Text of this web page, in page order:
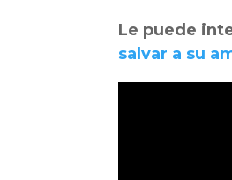
Le puede
salvar a su